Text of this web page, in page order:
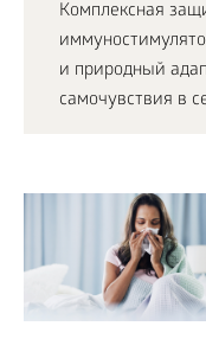
Комплексная
и природный
самочувствия в